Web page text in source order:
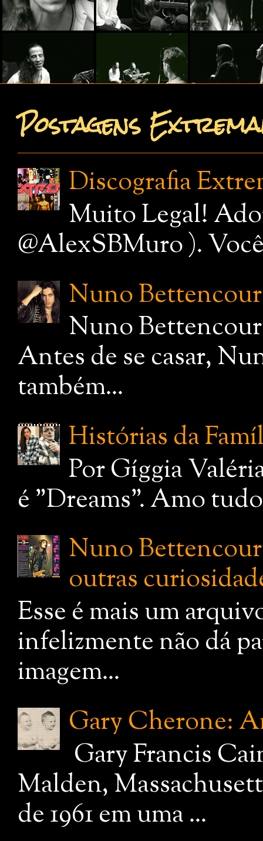
Postagens
Discografia
Muito Legal!
@AlexSBMuro ).
Nuno
Nuno
Antes de se casar,
também...
Histórias da
Por Gíggia
é "Dreams". Amo
Nuno
outras
Esse é mais um
infelizmente não dá
imagem...
Gary Cherone:
Gary Francis
Malden,
de 1961 em uma ...